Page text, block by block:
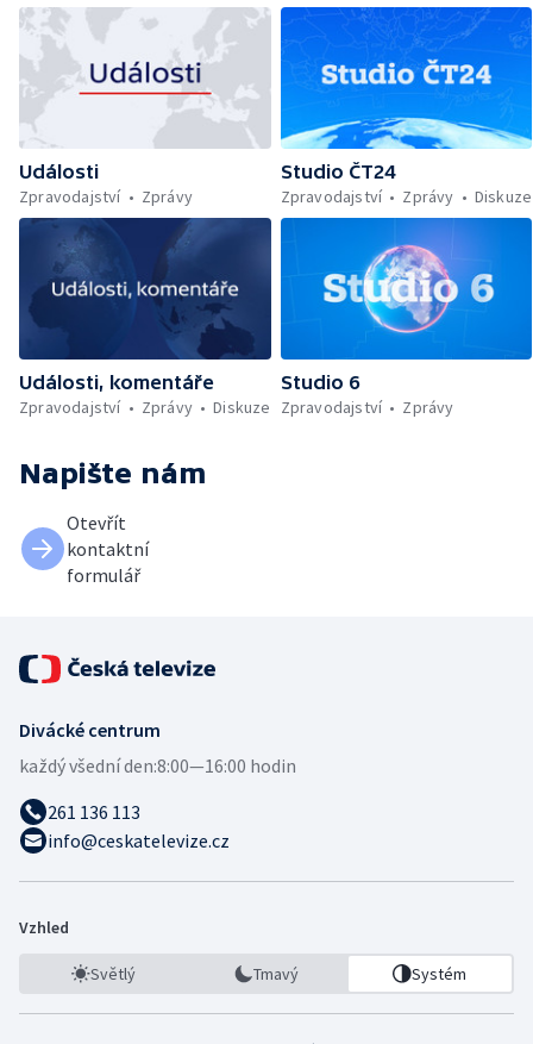
Události
Zpravodajství
Zprávy
Studio ČT24
Zpravodajství
Zprávy Diskuze
Události, komentáře
Zpravodajství
Zprávy Diskuze
Studio 6
Zpravodajství
Zprávy
Napište nám
Otevřít
kontaktní
formulář
Divácké centrum
každý všední den:8:00—16:00 hodin
261 136 113
info@ceskatelevize.cz
Vzhled
Světlý Tmavý Systém